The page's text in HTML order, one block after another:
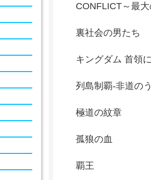
CONFLICT～最大
裏社会の男たち
キングダム 首領
列島制覇-非道の
極道の紋章
孤狼の血
覇王